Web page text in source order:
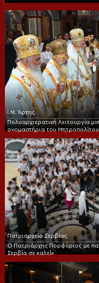
Ι.Μ. Άρτης
Πολυαρχιερατική Λειτουργία
ονομαστήρια του
Πατριαρχείο Σερβίας
Ο Πατριάρχης Πορφύριος με
Σερβία σε καλεί»